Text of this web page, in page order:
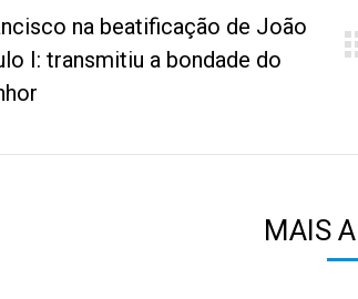
na beatificação de João
I: transmitiu a bondade do
MAIS